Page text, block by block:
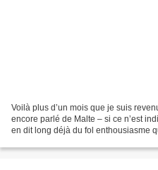
Voilà plus d’un mois que je suis
encore parlé de Malte – si ce n’est
en dit long déjà du fol enthousiasme